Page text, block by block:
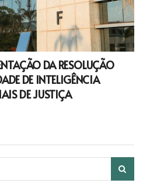
DA RESOLUÇÃO
DE INTELIGÊNCIA
DE JUSTIÇA